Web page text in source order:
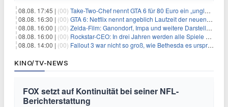
08.08. 17:45 | (00) Take-Two-Chef nennt GTA 6 für 80 Euro ein „unglaubliches Schnäppchen“
08.08. 16:30 | (00) GTA 6: Netflix nennt angeblich Laufzeit der neuen Gameplay-Präsentation
08.08. 16:00 | (00) Zelda-Film: Ganondorf, Impa und weitere Darsteller sollen feststehen
08.08. 16:00 | (00) Rockstar-CEO: In drei Jahren werden alle Spiele gestreamt
08.08. 14:00 | (00) Fallout 3 war nicht so groß, wie Bethesda es ursprünglich wollte
KINO/TV-NEWS
FOX setzt auf Kontinuität bei seiner NFL-
Berichterstattung